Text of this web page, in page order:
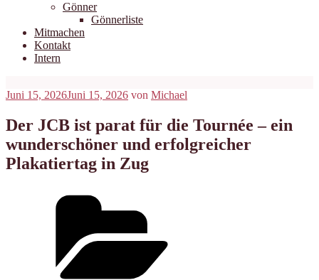
Gönner
Gönnerliste
Mitmachen
Kontakt
Intern
Veröffentlicht
Juni 15, 2026Juni 15, 2026 von Michael
Der JCB ist parat für die Tournée – ein
wunderschöner und erfolgreicher
Plakatiertag in Zug